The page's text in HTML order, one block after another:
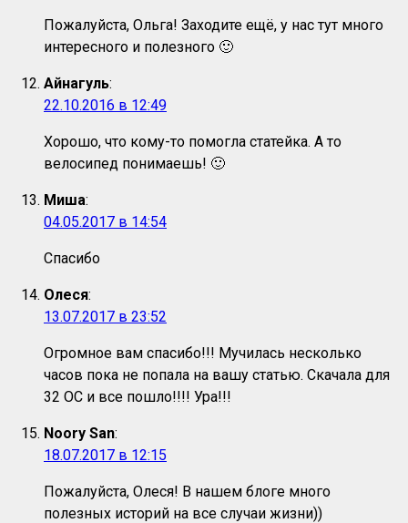
Пожалуйста, Ольга! Заходите ещё, у нас тут много
интересного и полезного 🙂
Айнагуль:
22.10.2016 в 12:49
Хорошо, что кому-то помогла статейка. А то
велосипед понимаешь! 🙂
Миша:
04.05.2017 в 14:54
Спасибо
Олеся:
13.07.2017 в 23:52
Огромное вам спасибо!!! Мучилась несколько
часов пока не попала на вашу статью. Скачала для
32 ОС и все пошло!!!! Ура!!!
Noory San:
18.07.2017 в 12:15
Пожалуйста, Олеся! В нашем блоге много
полезных историй на все случаи жизни))